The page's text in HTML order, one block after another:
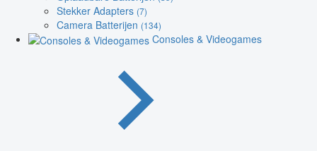
Stekker Adapters (7)
Camera Batterijen (134)
Consoles & Videogames